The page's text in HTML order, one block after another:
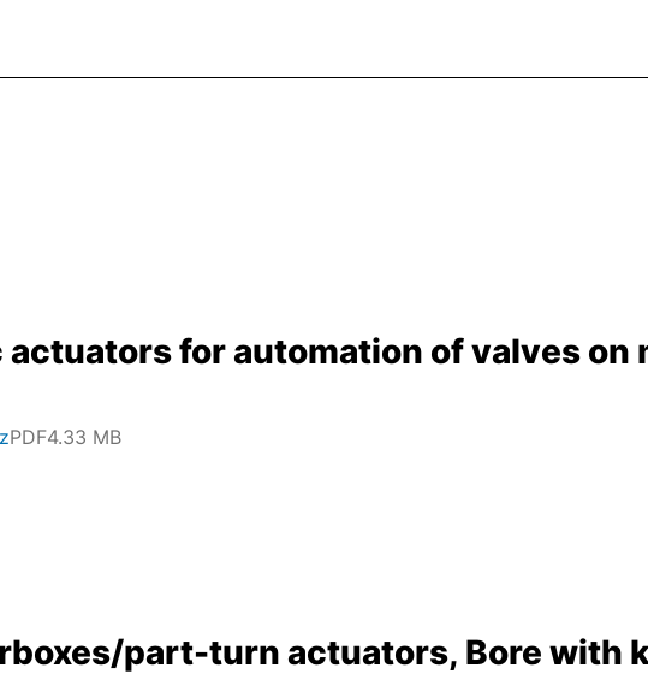
actuators for automation of valves
PDF4.33 MB
part-turn actuators, Bore with